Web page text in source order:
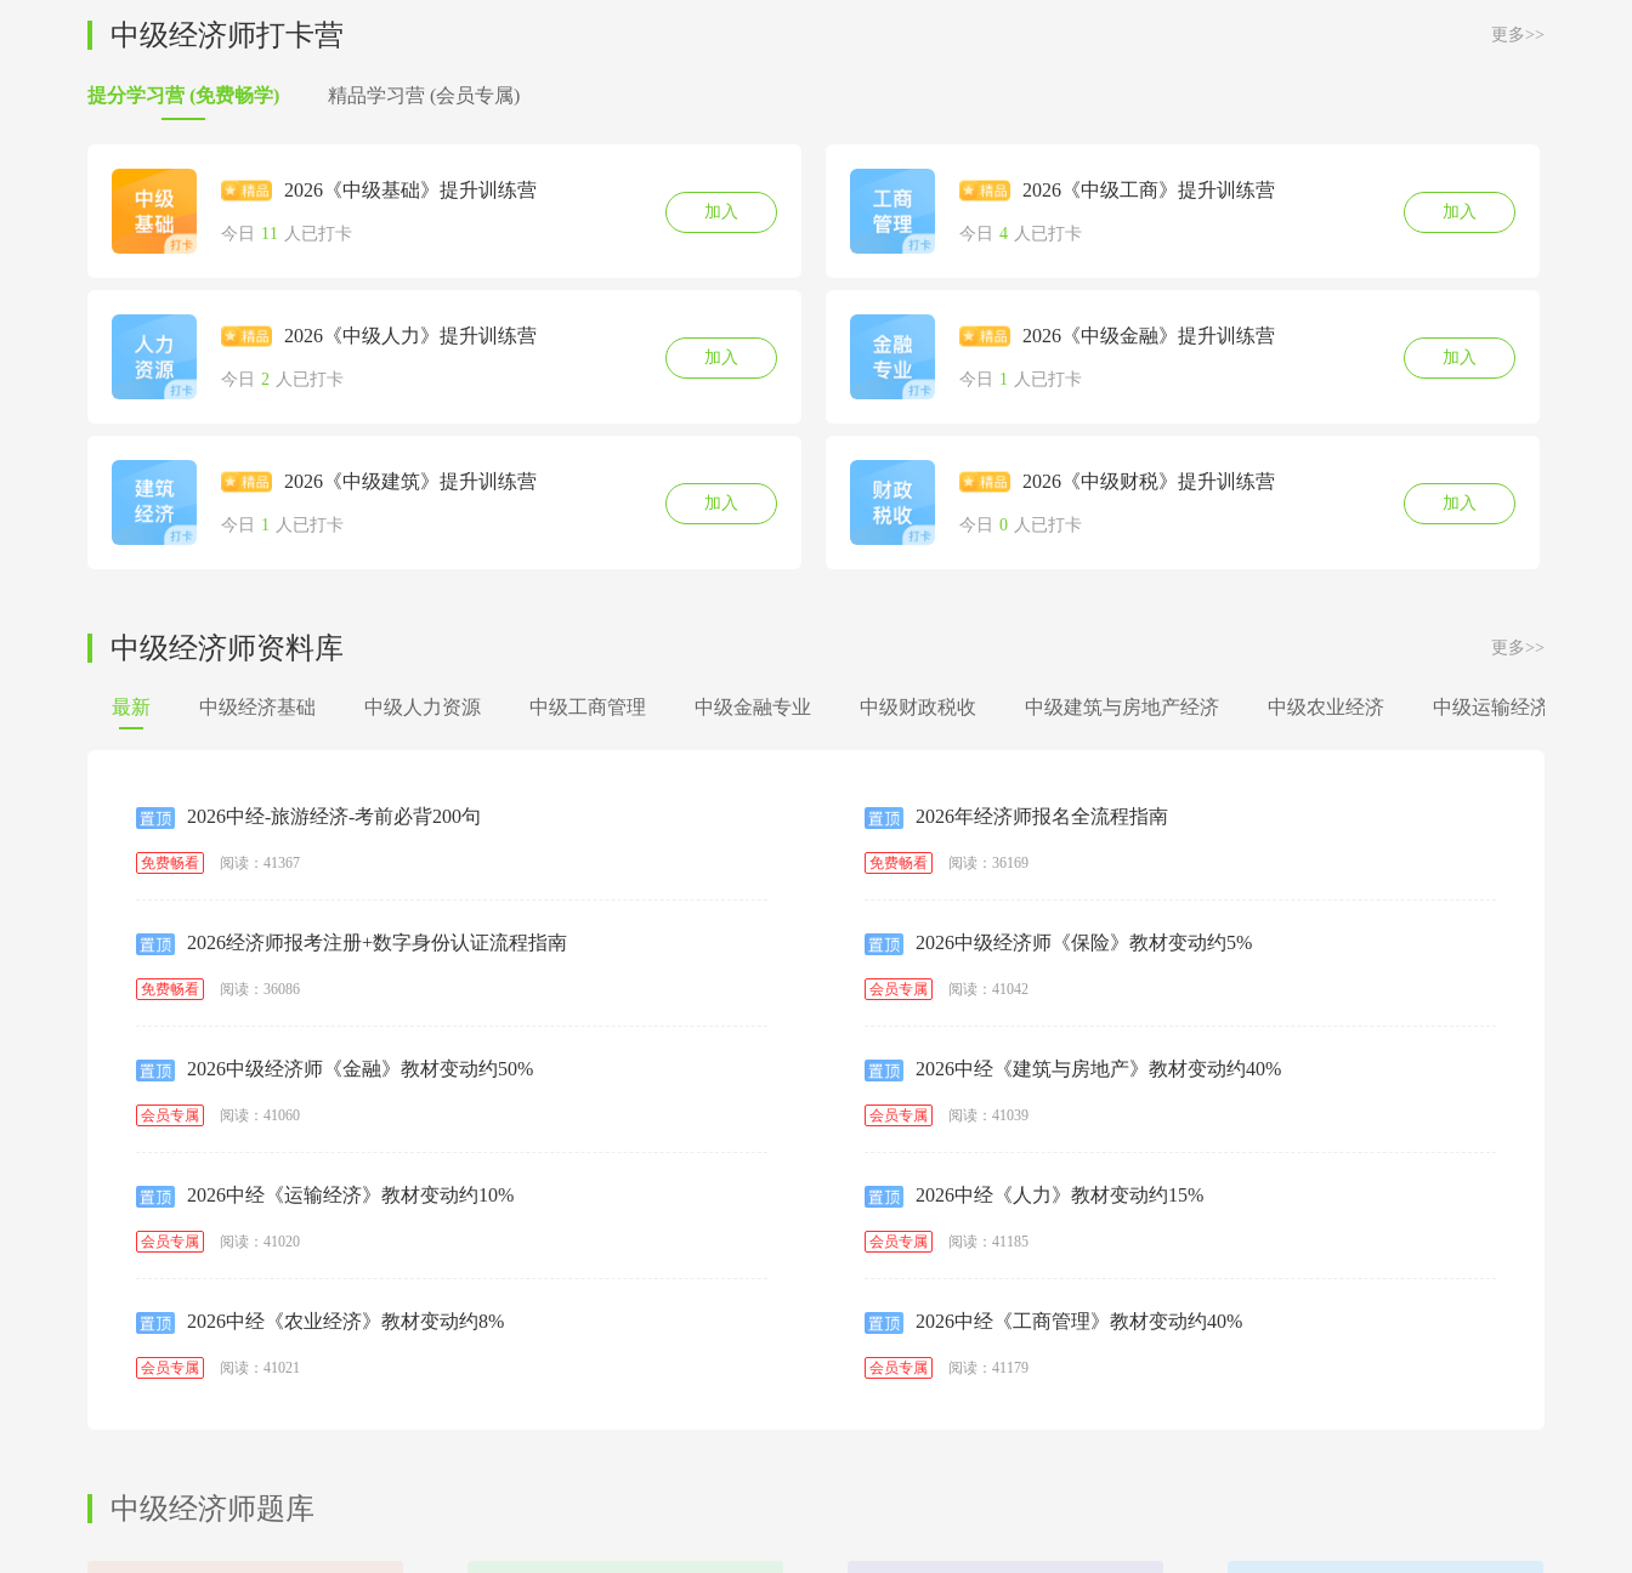
中级经济师打卡营 更多>>
提分学习营 (免费畅学) 精品学习营 (会员专属)
2026《中级基础》提升训练营
今日 11 人已打卡
加入
2026《中级工商》提升训练营
今日 4 人已打卡
加入
2026《中级人力》提升训练营
今日 2 人已打卡
加入
2026《中级金融》提升训练营
今日 1 人已打卡
加入
2026《中级建筑》提升训练营
今日 1 人已打卡
加入
2026《中级财税》提升训练营
今日 0 人已打卡
加入
中级经济师资料库 更多>>
最新 中级经济基础 中级人力资源 中级工商管理 中级金融专业 中级财政税收 中级建筑与房地产经济 中级农业经济 中级运输经济
2026中经-旅游经济-考前必背200句
免费畅看 阅读：41367
2026年经济师报名全流程指南
免费畅看 阅读：36169
2026经济师报考注册+数字身份认证流程指南
免费畅看 阅读：36086
2026中级经济师《保险》教材变动约5%
会员专属 阅读：41042
2026中级经济师《金融》教材变动约50%
会员专属 阅读：41060
2026中经《建筑与房地产》教材变动约40%
会员专属 阅读：41039
2026中经《运输经济》教材变动约10%
会员专属 阅读：41020
2026中经《人力》教材变动约15%
会员专属 阅读：41185
2026中经《农业经济》教材变动约8%
会员专属 阅读：41021
2026中经《工商管理》教材变动约40%
会员专属 阅读：41179
中级经济师题库